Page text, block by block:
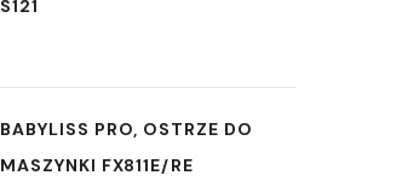
S121
BABYLISS PRO, OSTRZE DO
MASZYNKI FX811E/RE